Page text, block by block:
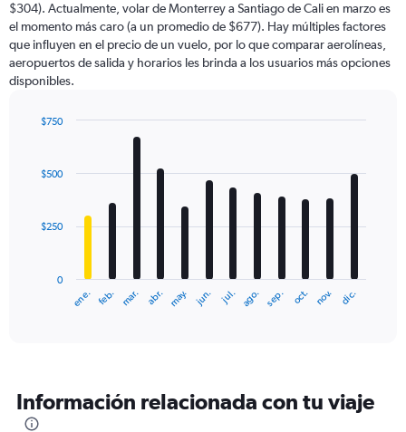
$304). Actualmente, volar de Monterrey a Santiago de Cali en marzo es
el momento más caro (a un promedio de $677). Hay múltiples factores
que influyen en el precio de un vuelo, por lo que comparar aerolíneas,
aeropuertos de salida y horarios les brinda a los usuarios más opciones
disponibles.
with
12
The
categories.
The
ene. feb. mar. abr. may. jun. jul. ago. sep. oct. nov. dic.
0
$250
$500
$750
Información relacionada con tu viaje